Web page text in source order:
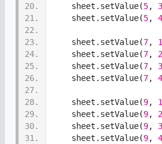
20.
21.
22.
23.
24.
25.
26.
27.
28.
29.
30.
31.
    sheet.setValue(
5, 3
    sheet.setValue(
5, 4
    sheet.setValue(
7, 1
    sheet.setValue(
7, 2
    sheet.setValue(
7, 3
    sheet.setValue(
7, 4
    sheet.setValue(
9, 1
    sheet.setValue(
9, 2
    sheet.setValue(
9, 3
    sheet.setValue(
9, 4